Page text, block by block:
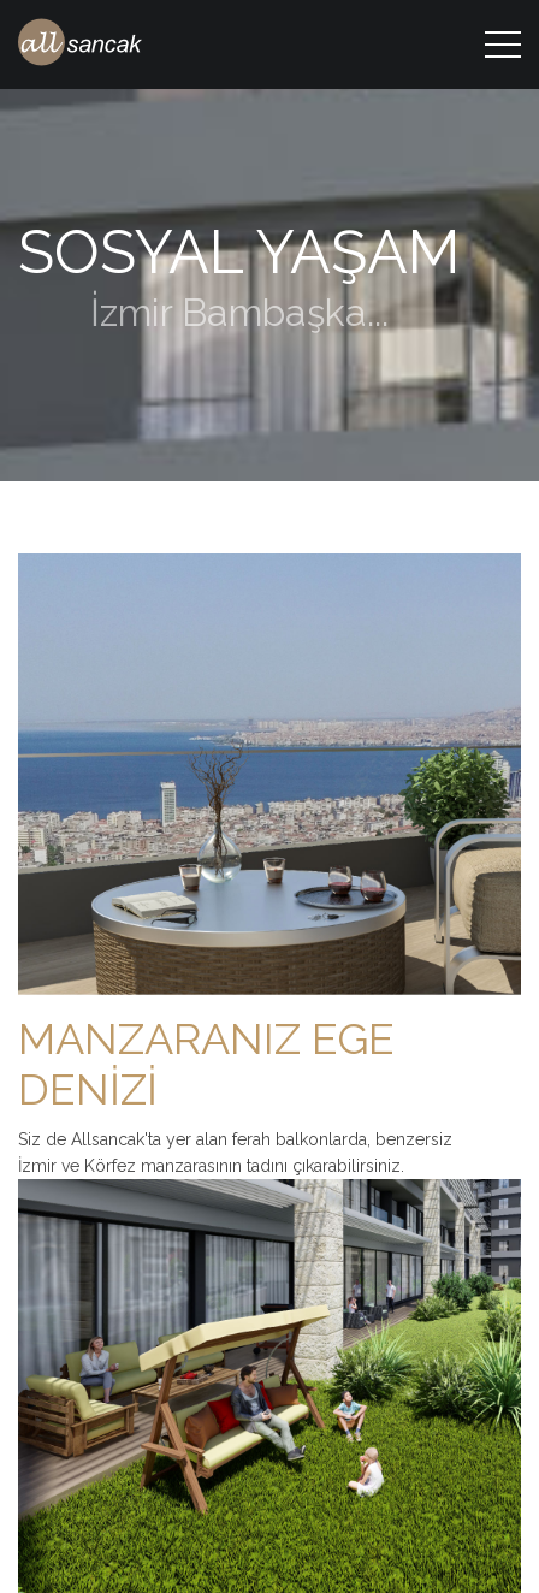
SOSYAL YAŞAM
İzmir Bambaşka...
MANZARANIZ EGE
DENİZİ
Siz de Allsancak'ta yer alan ferah balkonlarda, benzersiz
İzmir ve Körfez manzarasının tadını çıkarabilirsiniz.